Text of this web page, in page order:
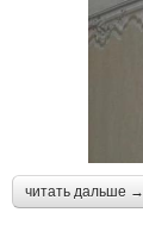
читать дальше →